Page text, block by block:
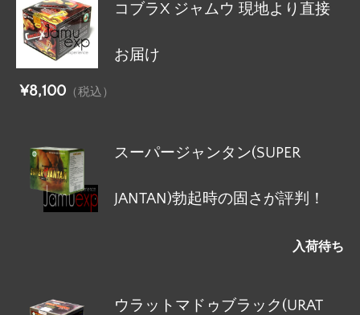
コブラX ジャムウ 現地より直接
お届け
¥8,100 （税込）
スーパージャンタン(SUPER
JANTAN)勃起時の固さが評判！
入荷待ち
ウラットマドゥブラック(URAT